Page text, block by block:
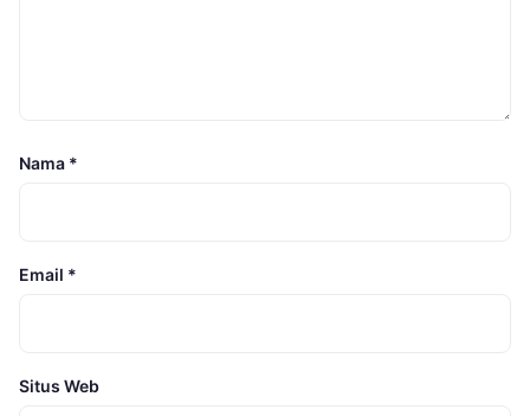
Nama *
Email *
Situs Web